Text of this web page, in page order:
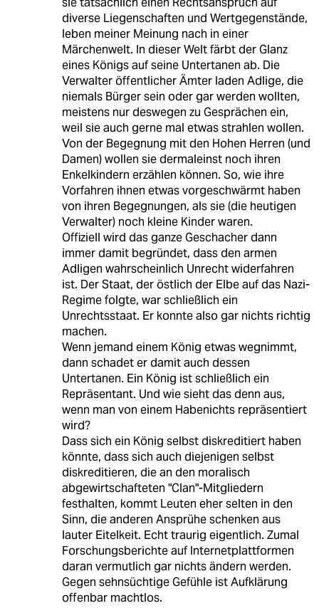
diverse Liegenschaften und Wertgegenstände,
leben meiner Meinung nach in einer
Märchenwelt. In dieser Welt färbt der Glanz
eines Königs auf seine Untertanen ab. Die
Verwalter öffentlicher Ämter laden Adlige, die
niemals Bürger sein oder gar werden wollten,
meistens nur deswegen zu Gesprächen ein,
weil sie auch gerne mal etwas strahlen wollen.
Von der Begegnung mit den Hohen Herren (und
Damen) wollen sie dermaleinst noch ihren
Enkelkindern erzählen können. So, wie ihre
Vorfahren ihnen etwas vorgeschwärmt haben
von ihren Begegnungen, als sie (die heutigen
Verwalter) noch kleine Kinder waren.
Offiziell wird das ganze Geschacher dann
immer damit begründet, dass den armen
Adligen wahrscheinlich Unrecht widerfahren
ist. Der Staat, der östlich der Elbe auf das Nazi-
Regime folgte, war schließlich ein
Unrechtsstaat. Er konnte also gar nichts richtig
machen.
Wenn jemand einem König etwas wegnimmt,
dann schadet er damit auch dessen
Untertanen. Ein König ist schließlich ein
Repräsentant. Und wie sieht das denn aus,
wenn man von einem Habenichts repräsentiert
wird?
Dass sich ein König selbst diskreditiert haben
könnte, dass sich auch diejenigen selbst
diskreditieren, die an den moralisch
abgewirtschafteten "Clan"-Mitgliedern
festhalten, kommt Leuten eher selten in den
Sinn, die anderen Ansprühe schenken aus
lauter Eitelkeit. Echt traurig eigentlich. Zumal
Forschungsberichte auf Internetplattformen
daran vermutlich gar nichts ändern werden.
Gegen sehnsüchtige Gefühle ist Aufklärung
offenbar machtlos.